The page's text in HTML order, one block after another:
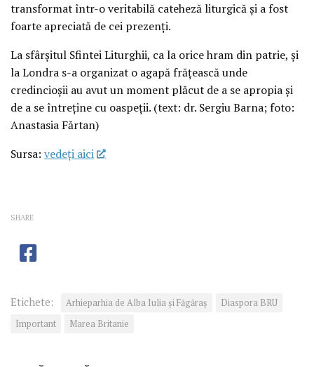
transformat într-o veritabilă cateheză liturgică și a fost
foarte apreciată de cei prezenți.
La sfârșitul Sfintei Liturghii, ca la orice hram din patrie, și
la Londra s-a organizat o agapă frățească unde
credincioșii au avut un moment plăcut de a se apropia și
de a se întreține cu oaspeții. (text: dr. Sergiu Barna; foto:
Anastasia Fărtan)
Sursa: vedeţi aici
SHARE
Etichete: Arhieparhia de Alba Iulia și Făgăraș
Diaspora BRU
Important
Marea Britanie